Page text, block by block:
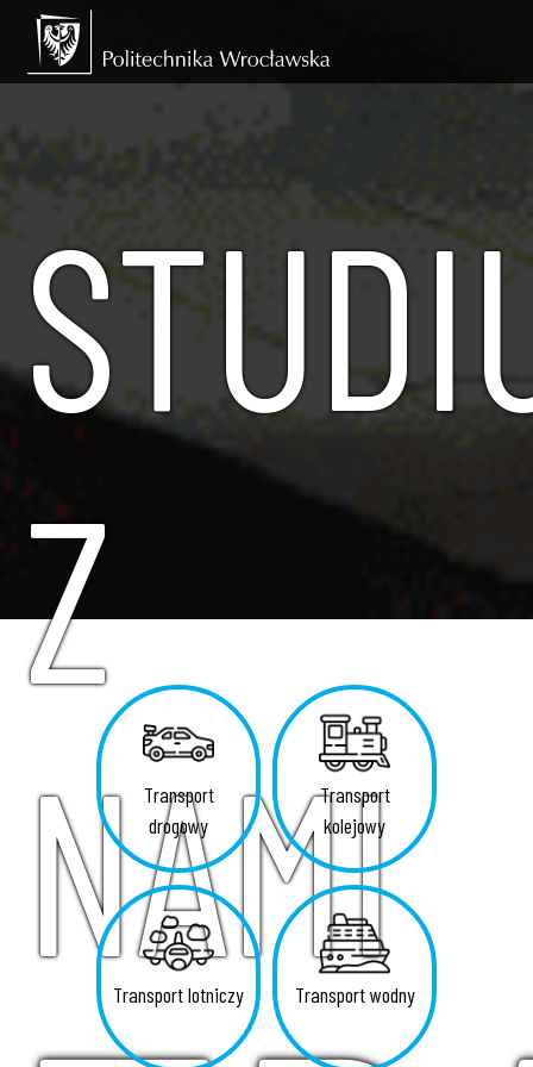
Z
NAMI
Transport
drogowy
Transport
kolejowy
Transport lotniczy Transport wodny